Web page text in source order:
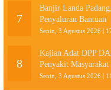
7
Banjir Landa
Penyaluran Bantuan
Senin, 3 Agustus 2026 |
8
Kajian Adat DPP
Penyakit Masyarakat
Senin, 3 Agustus 2026 |